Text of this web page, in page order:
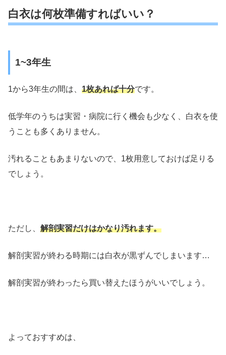
白衣は何枚準備すればいい？
1~3年生
1から3年生の間は、 1枚あれば十分です。
低学年のうちは実習・病院に行く機会も少なく、白衣を使
うことも多くありません。
汚れることもあまりないので、1枚用意しておけば足りる
でしょう。
ただし、 解剖実習だけはかなり汚れます。
解剖実習が終わる時期には白衣が黒ずんでしまいます…
解剖実習が終わったら買い替えたほうがいいでしょう。
よっておすすめは、